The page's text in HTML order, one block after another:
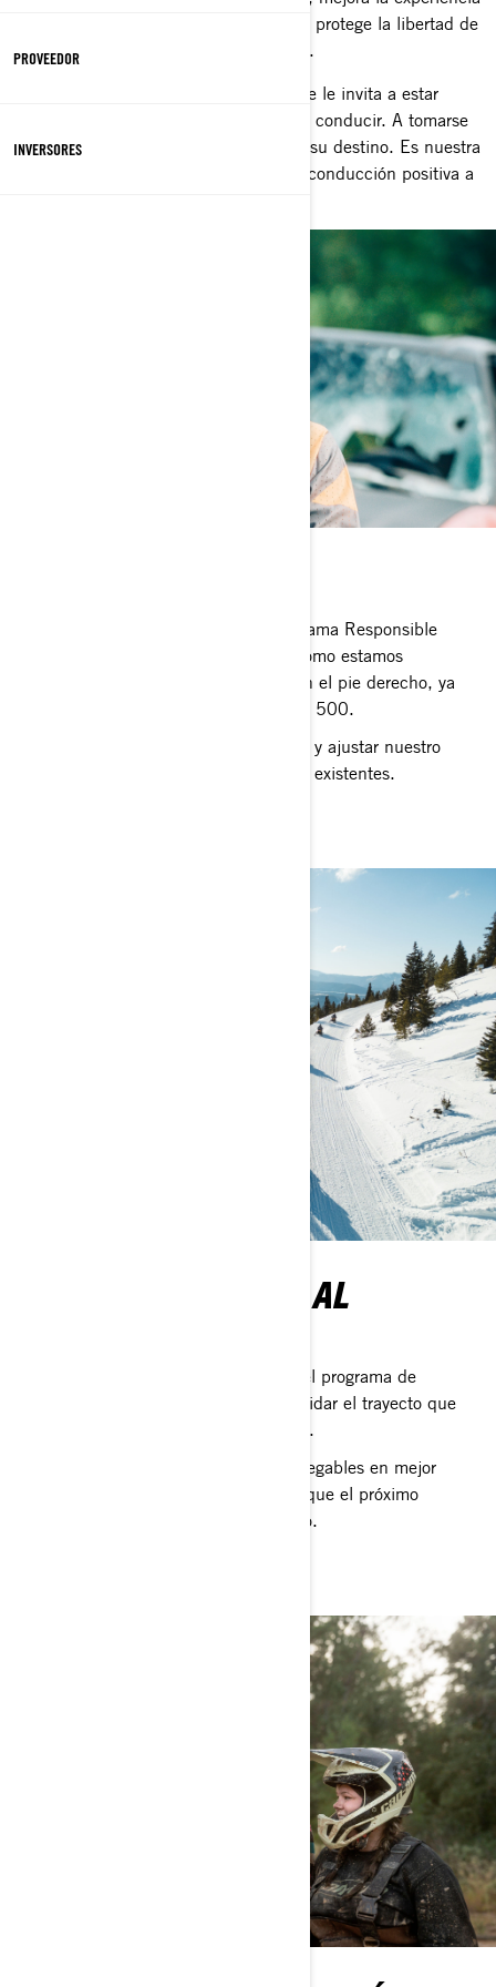
PROVEEDOR
INVERSORES
de conducción, refuerza la seguridad y protege la libertad de
conducir para las generaciones futuras.
El programa de Conductor Responsable le invita a estar
plenamente consciente al momento de conducir. A tomarse
un momento para centrarse y recordar su destino. Es nuestra
manera de ofrecer una experiencia de conducción positiva a
Cuando se trata de seguridad, el programa Responsible
Rider consiste en prestar atención a cómo estamos
conduciendo. Empezar el recorrido con el pie derecho, ya
sea nuestra primera salida o la número 500.
Usar el equipo de seguridad adecuado y ajustar nuestro
estilo de conducción a las condiciones existentes.
BUENAS PRÁCTICAS AL
Cuando se trata del medio ambiente, el programa de
Conductor Responsable se refiere a cuidar el trayecto que
compartimos, su fauna y su naturaleza.
Dejar los caminos, senderos y vías navegables en mejor
estado del que los encontramos, para que el próximo
recorrido sea tan bueno como el último.